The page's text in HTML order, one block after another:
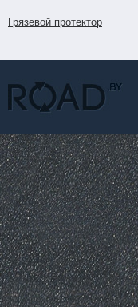
Грязевой протектор